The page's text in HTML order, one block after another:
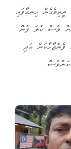
ހިނގާފައި
ވެސް ކުލަ ފެން
ފެންޖާހާކަން އަދި